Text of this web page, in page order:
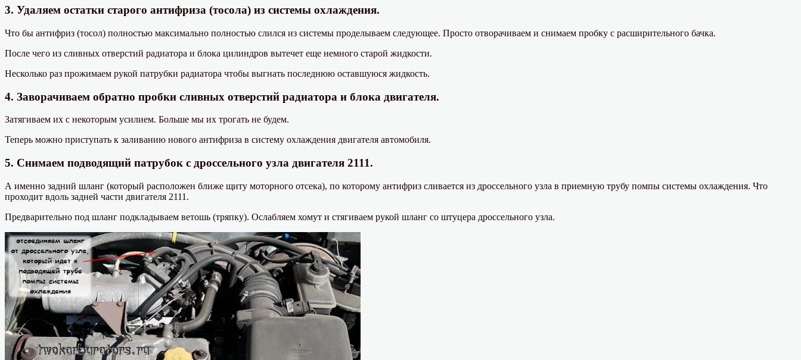
3. Удаляем остатки старого антифриза (тосола) из системы охлаждения.
Что бы антифриз (тосол) полностью максимально полностью слился из системы проделываем следующее. Просто отворачиваем и снимаем пробку с расширительного бачка.
После чего из сливных отверстий радиатора и блока цилиндров вытечет еще немного старой жидкости.
Несколько раз прожимаем рукой патрубки радиатора чтобы выгнать последнюю оставшуюся жидкость.
4. Заворачиваем обратно пробки сливных отверстий радиатора и блока двигателя.
Затягиваем их с некоторым усилием. Больше мы их трогать не будем.
Теперь можно приступать к заливанию нового антифриза в систему охлаждения двигателя автомобиля.
5. Снимаем подводящий патрубок с дроссельного узла двигателя 2111.
А именно задний шланг (который расположен ближе щиту моторного отсека), по которому антифриз сливается из дроссельного узла в приемную трубу помпы системы охлаждения. Что
проходит вдоль задней части двигателя 2111.
Предварительно под шланг подкладываем ветошь (тряпку). Ослабляем хомут и стягиваем рукой шланг со штуцера дроссельного узла.